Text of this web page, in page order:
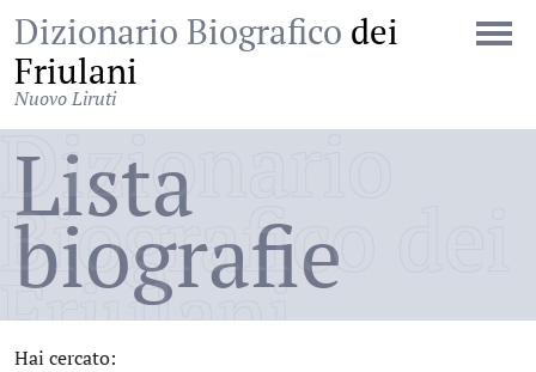
Dizionario Biografico dei
Friulani
Nuovo Liruti
Dizionario
Biografico dei
Friulani
Lista
biografie
Hai cercato: